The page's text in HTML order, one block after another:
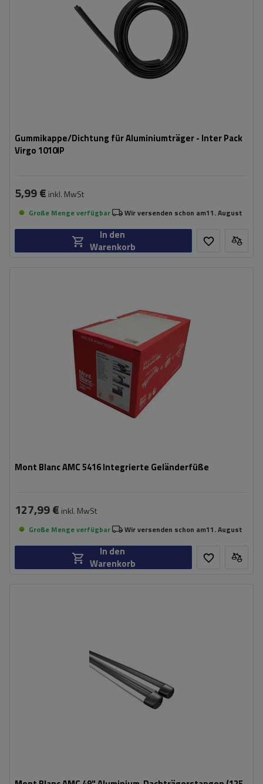
Gummikappe/Dichtung für Aluminiumträger - Inter Pack
Virgo 1010IP
5,99 € inkl. MwSt
Große Menge verfügbar Wir versenden schon am11. August
In den
Warenkorb
Mont Blanc AMC 5416 Integrierte Geländerfüße
127,99 € inkl. MwSt
Große Menge verfügbar Wir versenden schon am11. August
In den
Warenkorb